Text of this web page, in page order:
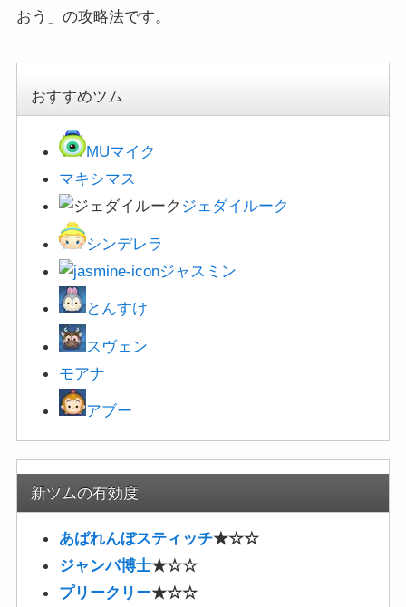
おう」の攻略法です。
おすすめツム
MUマイク
マキシマス
ジェダイルーク
シンデレラ
ジャスミン
とんすけ
スヴェン
モアナ
アブー
新ツムの有効度
あばれんぼスティッチ★☆☆
ジャンバ博士★☆☆
プリークリー★☆☆